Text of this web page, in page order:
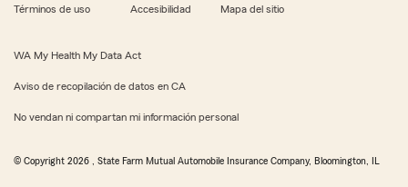
Términos de uso Accesibilidad Mapa del sitio
WA My Health My Data Act
Aviso de recopilación de datos en CA
No vendan ni compartan mi información personal
© Copyright 2026 , State Farm Mutual Automobile Insurance Company, Bloomington, IL